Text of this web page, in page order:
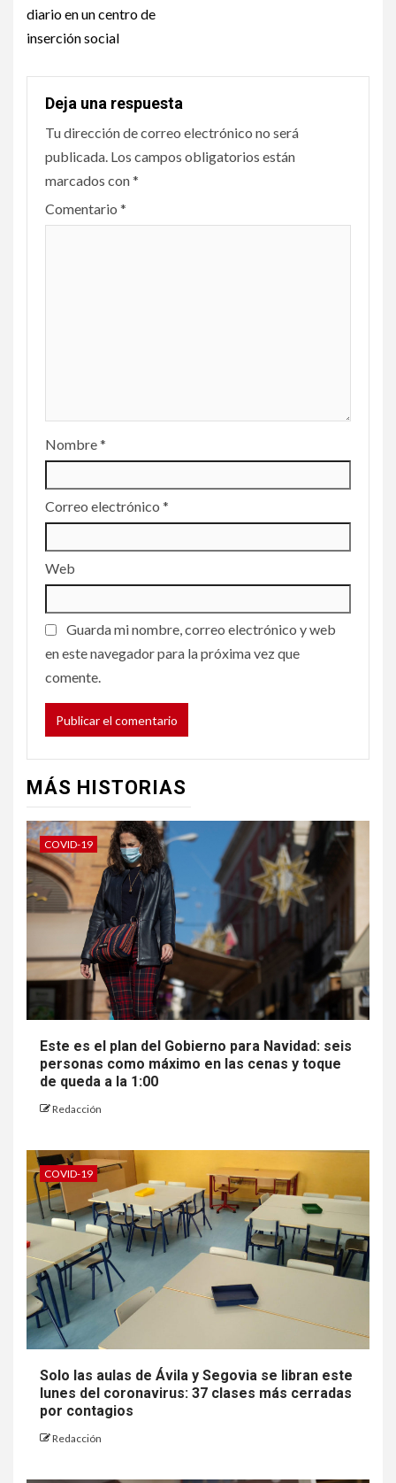
diario en un centro de
inserción social
Deja una respuesta
Tu dirección de correo electrónico no será
publicada. Los campos obligatorios están
marcados con*
Comentario *
Nombre*
Correo electrónico *
Web
Guarda mi nombre, correo electrónico y web
en este navegador para la próxima vez que
comente.
MÁS HISTORIAS
COVID-19
Este es el plan del Gobierno para Navidad: seis
personas como máximo en las cenas y toque
de queda a la 1:00
Redacción
COVID-19
Solo las aulas de Ávila y Segovia se libran este
lunes del coronavirus: 37 clases más cerradas
por contagios
Redacción